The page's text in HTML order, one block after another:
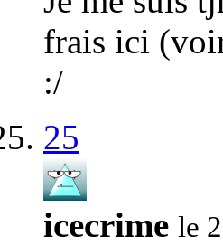
frais ici
:/
25
icecrime le